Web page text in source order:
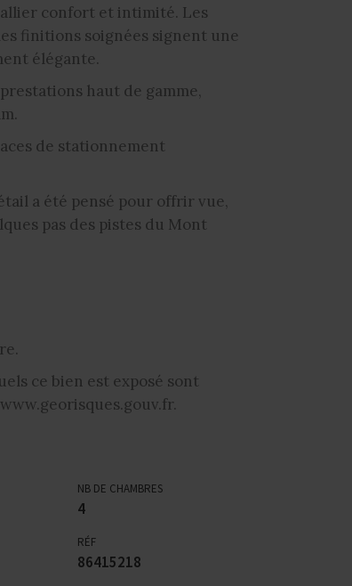
confort et intimité. Les
finitions soignées signent une
élégante.
haut de gamme,
de stationnement
a été pensé pour offrir vue,
pas des pistes du Mont
ce bien est exposé sont
NB DE CHAMBRES
4
RÉF
86415218